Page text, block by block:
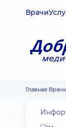
Врачи
Главная Врачи